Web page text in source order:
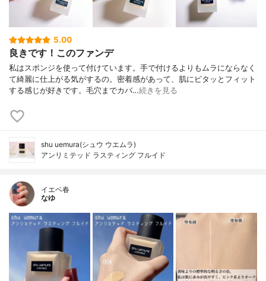
5.00
良きです！このファンデ
私はスポンジを使って付けています。手で付けるよりもムラにならなく
て綺麗に仕上がる気がするの。密着感があって、肌にピタッとフィット
する感じが好きです。毛穴までカバ…続きを見る
shu uemura(シュウ ウエムラ)
アンリミテッド ラスティング フルイド
イエベ春
なゆ